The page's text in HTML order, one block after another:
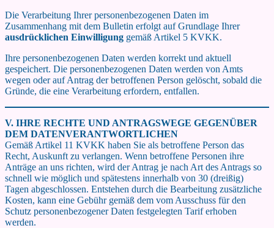
Die Verarbeitung Ihrer personenbezogenen Daten im
Zusammenhang mit dem Bulletin erfolgt auf Grundlage Ihrer
ausdrücklichen Einwilligung gemäß Artikel 5 KVKK.
Ihre personenbezogenen Daten werden korrekt und aktuell
gespeichert. Die personenbezogenen Daten werden von Amts
wegen oder auf Antrag der betroffenen Person gelöscht, sobald die
Gründe, die eine Verarbeitung erfordern, entfallen.
V. IHRE RECHTE UND ANTRAGSWEGE GEGENÜBER
DEM DATENVERANTWORTLICHEN
Gemäß Artikel 11 KVKK haben Sie als betroffene Person das
Recht, Auskunft zu verlangen. Wenn betroffene Personen ihre
Anträge an uns richten, wird der Antrag je nach Art des Antrags so
schnell wie möglich und spätestens innerhalb von 30 (dreißig)
Tagen abgeschlossen. Entstehen durch die Bearbeitung zusätzliche
Kosten, kann eine Gebühr gemäß dem vom Ausschuss für den
Schutz personenbezogener Daten festgelegten Tarif erhoben
werden.